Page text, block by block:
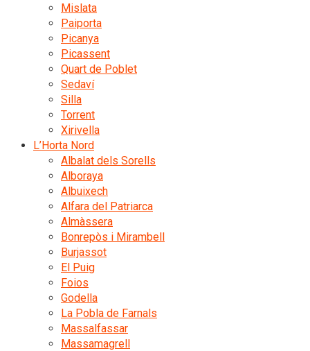
Mislata
Paiporta
Picanya
Picassent
Quart de Poblet
Sedaví
Silla
Torrent
Xirivella
L’Horta Nord
Albalat dels Sorells
Alboraya
Albuixech
Alfara del Patriarca
Almàssera
Bonrepòs i Mirambell
Burjassot
El Puig
Foios
Godella
La Pobla de Farnals
Massalfassar
Massamagrell